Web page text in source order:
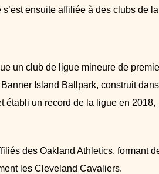
ensuite affiliée à des clubs de la
un club de ligue mineure de
Island Ballpark, construit
établi un record de la ligue en 2018,
des Oakland Athletics, formant
les Cleveland Cavaliers.